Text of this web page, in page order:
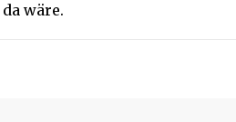
wäre.